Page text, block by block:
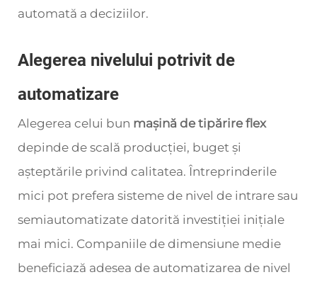
automată a deciziilor.
Alegerea nivelului potrivit de
automatizare
Alegerea celui bun mașină de tipărire flex
depinde de scală producției, buget și
așteptările privind calitatea. Întreprinderile
mici pot prefera sisteme de nivel de intrare sau
semiautomatizate datorită investiției inițiale
mai mici. Companiile de dimensiune medie
beneficiază adesea de automatizarea de nivel